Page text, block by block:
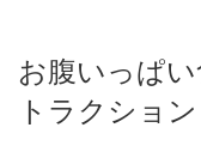
お腹いっぱ
トラクション